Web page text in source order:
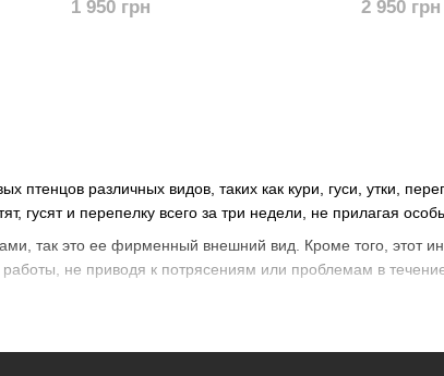
различных видов, таких как кури, гуси, утки,
гусят и перепелку всего за три недели, не прилагая
так это ее фирменный внешний вид. Кроме того, этот
не приводя к потрясениям или проблемам в
для тех, кто стремится развивать свое собственное
1 950 грн 2 950 грн